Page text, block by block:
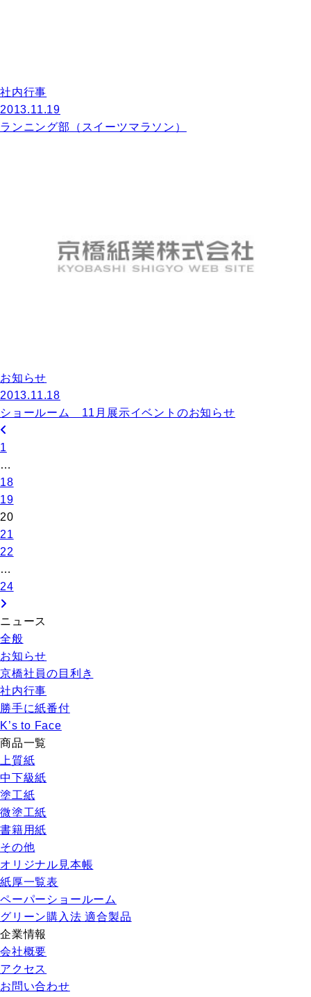
社内行事
2013.11.19
ランニング部（スイーツマラソン）
お知らせ
2013.11.18
ショールーム 11月展示イベントのお知らせ
1
…
18
19
20
21
22
…
24
ニュース
全般
お知らせ
京橋社員の目利き
社内行事
勝手に紙番付
K’s to Face
商品一覧
上質紙
中下級紙
塗工紙
微塗工紙
書籍用紙
その他
オリジナル見本帳
紙厚一覧表
ペーパーショールーム
グリーン購入法 適合製品
企業情報
会社概要
アクセス
お問い合わせ